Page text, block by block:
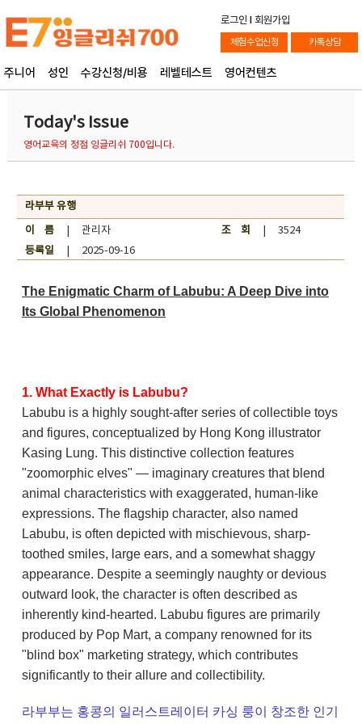
로그인 l 회원가입
체험수업신청 카톡상담
주니어 성인 수강신청/비용 레벨테스트 영어컨텐츠
Today's Issue
영어교육의 정점 잉글리쉬 700입니다.
라부부 유행
이 름| 관리자 조 회
| 3524
등록일| 2025-09-16
The Enigmatic Charm of Labubu: A Deep Dive into
Its Global Phenomenon
1. What Exactly is Labubu?
Labubu is a highly sought-after series of collectible toys
and figures, conceptualized by Hong Kong illustrator
Kasing Lung. This distinctive collection features
"zoomorphic elves" — imaginary creatures that blend
animal characteristics with exaggerated, human-like
expressions. The flagship character, also named
Labubu, is often depicted with mischievous, sharp-
toothed smiles, large ears, and a somewhat shaggy
appearance. Despite a seemingly naughty or devious
outward look, the character is often described as
inherently kind-hearted. Labubu figures are primarily
produced by Pop Mart, a company renowned for its
"blind box" marketing strategy, which contributes
significantly to their allure and collectibility.
라부부는 홍콩의 일러스트레이터 카싱 룽이 창조한 인기